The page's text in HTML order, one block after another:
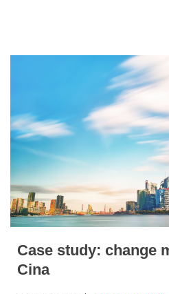
Case study: change
Cina